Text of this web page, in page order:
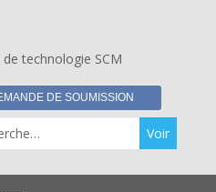
de technologie SCM
DE SOUMISSION